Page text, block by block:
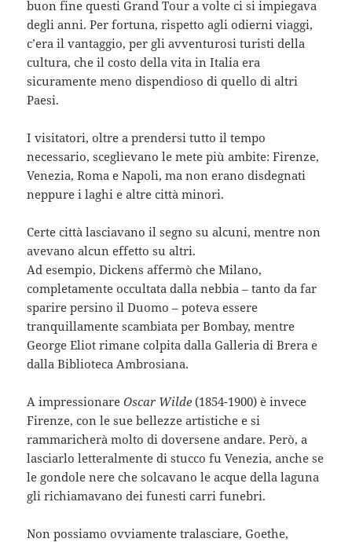
buon fine questi Grand Tour a volte ci si impiegava
degli anni. Per fortuna, rispetto agli odierni viaggi,
c’era il vantaggio, per gli avventurosi turisti della
cultura, che il costo della vita in Italia era
sicuramente meno dispendioso di quello di altri
Paesi.
I visitatori, oltre a prendersi tutto il tempo
necessario, sceglievano le mete più ambite: Firenze,
Venezia, Roma e Napoli, ma non erano disdegnati
neppure i laghi e altre città minori.
Certe città lasciavano il segno su alcuni, mentre non
avevano alcun effetto su altri.
Ad esempio, Dickens affermò che Milano,
completamente occultata dalla nebbia – tanto da far
sparire persino il Duomo – poteva essere
tranquillamente scambiata per Bombay, mentre
George Eliot rimane colpita dalla Galleria di Brera e
dalla Biblioteca Ambrosiana.
A impressionareOscar Wilde (1854-1900) è invece
Firenze, con le sue bellezze artistiche e si
rammaricherà molto di doversene andare. Però, a
lasciarlo letteralmente di stucco fu Venezia, anche se
le gondole nere che solcavano le acque della laguna
gli richiamavano dei funesti carri funebri.
Non possiamo ovviamente tralasciare, Goethe,